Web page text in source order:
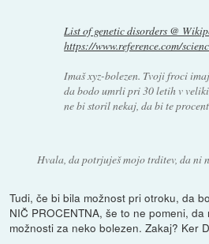
List of genetic disorders @
https://www.reference.com/
Imaš xyz-bolezen. Tvoji froci
da bodo umrli pri 30 letih v
ne bi storil nekaj, da bi te
Hvala, da potrjuješ mojo trditev, da ni
Tudi, če bi bila možnost pri otroku, da
NIČ PROCENTNA, še to ne pomeni,
možnosti za neko bolezen. Zakaj? Ker